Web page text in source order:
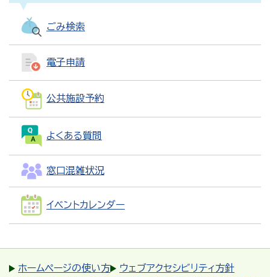
ごみ検索
電子申請
公共施設予約
よくある質問
窓口混雑状況
イベントカレンダー
ホームページの使い方
ウェブアクセシビリティ方針